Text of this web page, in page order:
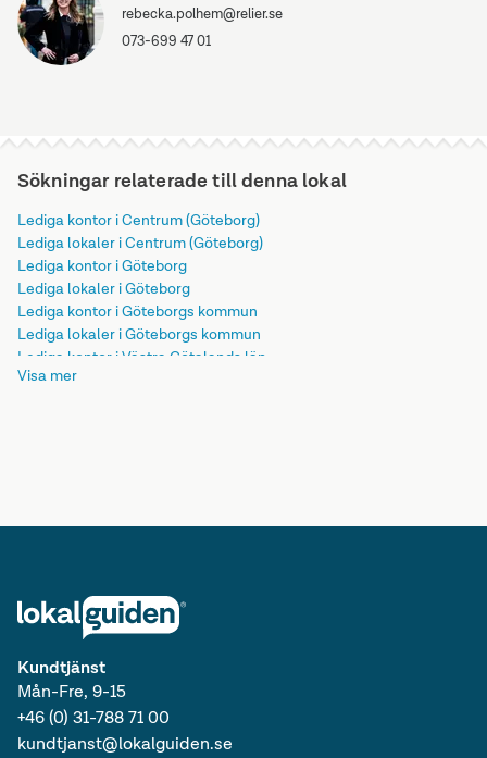
rebecka.polhem@relier.se
073-699 47 01
Sökningar relaterade till denna lokal
Lediga kontor i Centrum (Göteborg)
Lediga lokaler i Centrum (Göteborg)
Lediga kontor i Göteborg
Lediga lokaler i Göteborg
Lediga kontor i Göteborgs kommun
Lediga lokaler i Göteborgs kommun
Lediga kontor i Västra Götalands län
Lediga lokaler i Västra Götalands län
Visa mer
Kundtjänst
Mån-Fre, 9-15
+46 (0) 31-788 71 00
kundtjanst@lokalguiden.se